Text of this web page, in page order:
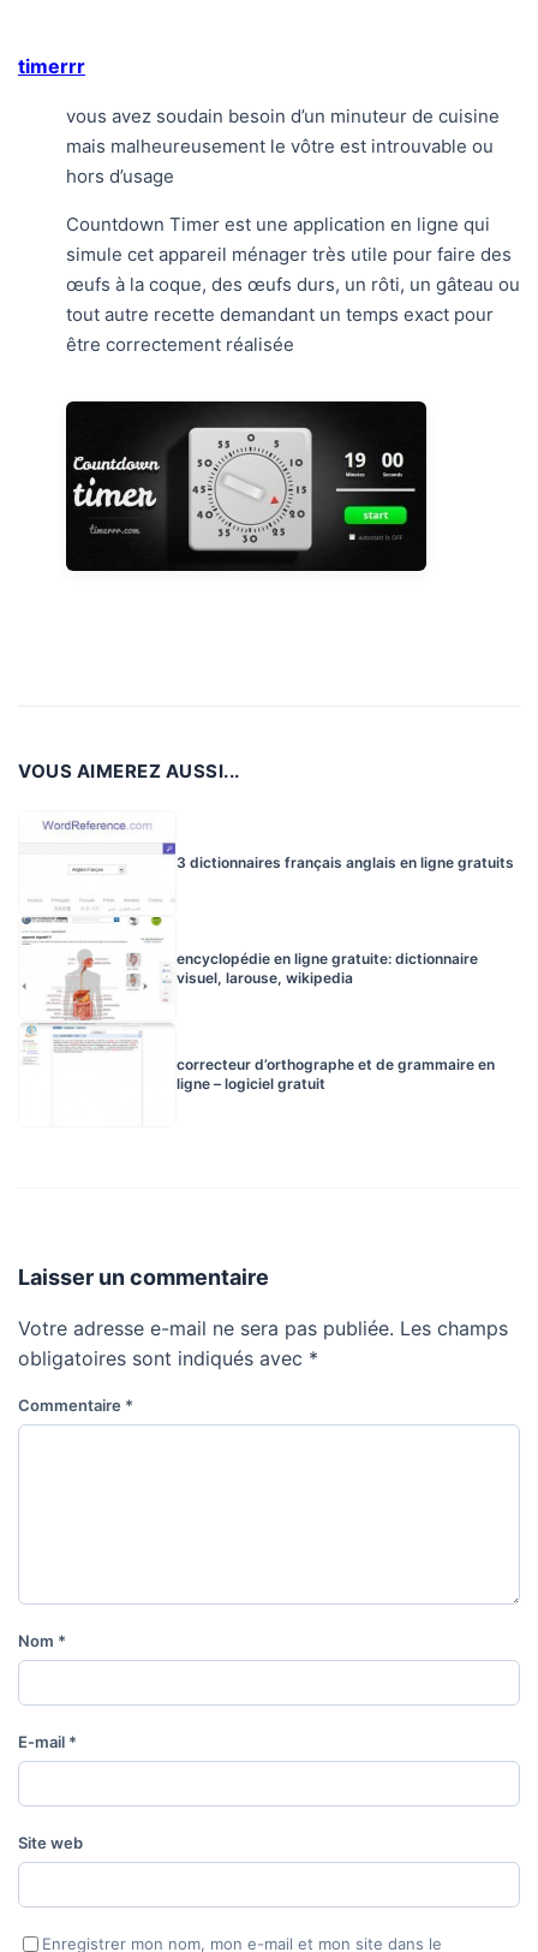
timerrr
vous avez soudain besoin d’un minuteur de cuisine
mais malheureusement le vôtre est introuvable ou
hors d’usage
Countdown Timer est une application en ligne qui
simule cet appareil ménager très utile pour faire des
œufs à la coque, des œufs durs, un rôti, un gâteau ou
tout autre recette demandant un temps exact pour
être correctement réalisée
VOUS AIMEREZ AUSSI...
3 dictionnaires français anglais en ligne gratuits
encyclopédie en ligne gratuite: dictionnaire
visuel, larouse, wikipedia
correcteur d’orthographe et de grammaire en
ligne – logiciel gratuit
Laisser un commentaire
Votre adresse e-mail ne sera pas publiée. Les champs
obligatoires sont indiqués avec *
Commentaire *
Nom *
E-mail *
Site web
Enregistrer mon nom, mon e-mail et mon site dans le